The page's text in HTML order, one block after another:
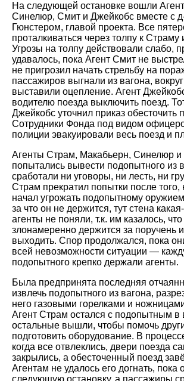
На следующей остановке вошли
Синелюр, Смит и Джейкобс вместе с
Гюнстером, главой проекта. Все
проталкиваться через толпу к
Угрозы на толпу действовали слабо,
удавалось, пока Агент Смит не
не пригрозил начать стрельбу на
пассажиров выгнали из вагона,
выставили оцепление. Агент
водителю поезда выключить поезд.
Джейкобс уточнил приказ обесточить
Сотрудники Фонда под видом
полиции эвакуировали весь поезд и
Агенты Страм, Макабьерн, Синелюр и
попытались вывести подопытного из
сработали ни уговоры, ни лесть, ни
Страм прекратил попытки после того,
начал угрожать подопытному
за что он не держится, тут стена
агенты не поняли, т.к. им казалось,
злонамеренно держится за поручень
выходить. Спор продолжался, пока
всей невозможности ситуации —
подопытного крепко держали агенты.
Была предпринята последняя
извлечь подопытного из вагона,
него газовыми горелками и
Агент Страм остался с подопытным в
остальные вышли, чтобы помочь
подготовить оборудование. В
когда все отвлеклись, двери поезда
закрылись, а обесточенный поезд
Агентам не удалось его догнать,
следующую остановку, а пассажиры